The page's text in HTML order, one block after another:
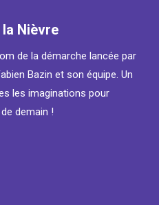
Nièvre
de la démarche lancée par
Bazin et son équipe. Un
les imaginations pour
demain !